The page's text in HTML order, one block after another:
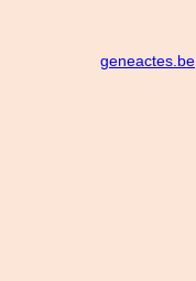
geneactes.be